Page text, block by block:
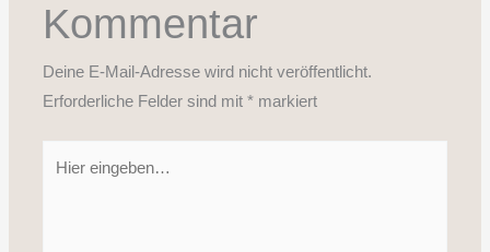
Kommentar
Deine E-Mail-Adresse wird nicht veröffentlicht.
Erforderliche Felder sind mit* markiert